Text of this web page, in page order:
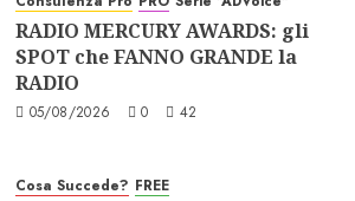
RADIO MERCURY AWARDS: gli
SPOT che FANNO GRANDE la
RADIO
05/08/2026 0 42
Cosa Succede? FREE